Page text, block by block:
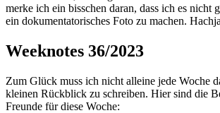
merke ich ein bisschen daran, dass ich es nicht
ein dokumentatorisches Foto zu machen.
Weeknotes 36/2023
Zum Glück muss ich nicht alleine jede Woche
kleinen Rückblick zu schreiben. Hier sind die
Freunde für diese Woche: